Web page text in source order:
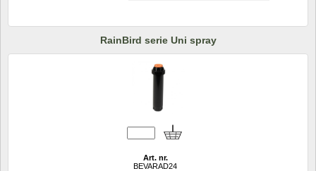
RainBird serie Uni spray
Art. nr.
BEVARAD24